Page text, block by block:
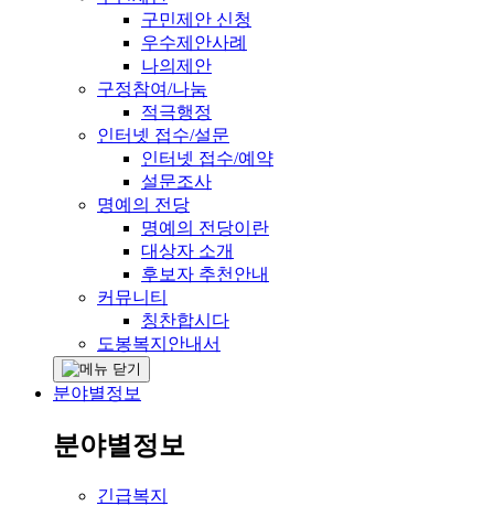
구민제안 신청
우수제안사례
나의제안
구정참여/나눔
적극행정
인터넷 접수/설문
인터넷 접수/예약
설문조사
명예의 전당
명예의 전당이란
대상자 소개
후보자 추천안내
커뮤니티
칭찬합시다
도봉복지안내서
분야별정보
분야별정보
긴급복지